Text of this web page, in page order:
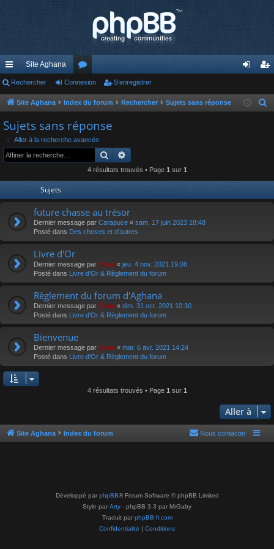
cc
ès
ra
pi
de
Site Aghana
or
u
s
ne nr
Rechercher Connexion S’enregistrer
Site Aghana Index du forum Rechercher Sujets sans réponse
c
Sujets sans réponse
Aller à la recherche avancée
Rechercher
4 résultats trouvés • Page 1 sur 1
Sujets
future chasse au trésor
Dernier message par Carapuce « sam. 17 juin 2023 18:48
Posté dans Des choses et d'autres
Livre d'Or
Dernier message par Epoc « jeu. 4 nov. 2021 19:06
Posté dans Livre d'Or & Règlement du forum
Règlement du forum d'Aghana
Dernier message par Epoc « dim. 31 oct. 2021 10:30
Posté dans Livre d'Or & Règlement du forum
Bienvenue
Dernier message par Epoc « mar. 6 avr. 2021 14:24
Posté dans Livre d'Or & Règlement du forum
4 résultats trouvés • Page 1 sur 1
Aller à
Site Aghana Index du forum Nous contacter
Développé par phpBB® Forum Software © phpBB Limited
Style par Arty - phpBB 3.3 par MrGaby
Traduit par phpBB-fr.com
Confidentialité | Conditions